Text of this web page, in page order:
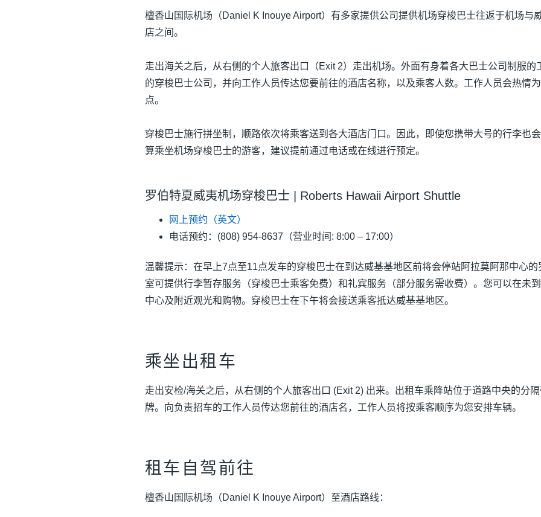
檀香山国际机场（Daniel K Inouye Airport）有多家提供公司提供机场穿梭巴士往返于机场与
店之间。
走出海关之后，从右侧的个人旅客出口（Exit 2）走出机场。外面有身着各大巴士公司制服的
的穿梭巴士公司，并向工作人员传达您要前往的酒店名称，以及乘客人数。工作人员会热情
点。
穿梭巴士施行拼坐制，顺路依次将乘客送到各大酒店门口。因此，即使您携带大号的行李也
算乘坐机场穿梭巴士的游客，建议提前通过电话或在线进行预定。
罗伯特夏威夷机场穿梭巴士 | Roberts Hawaii Airport Shuttle
网上预约（英文）
电话预约：(808) 954-8637（营业时间: 8:00 – 17:00）
温馨提示：在早上7点至11点发车的穿梭巴士在到达威基基地区前将会停站阿拉莫阿那中心
室可提供行李暂存服务（穿梭巴士乘客免费）和礼宾服务（部分服务需收费）。您可以在未
中心及附近观光和购物。穿梭巴士在下午将会接送乘客抵达威基基地区。
乘坐出租车
走出安检/海关之后，从右侧的个人旅客出口 (Exit 2) 出来。出租车乘降站位于道路中央的分
牌。向负责招车的工作人员传达您前往的酒店名，工作人员将按乘客顺序为您安排车辆。
租车自驾前往
檀香山国际机场（Daniel K Inouye Airport）至酒店路线：